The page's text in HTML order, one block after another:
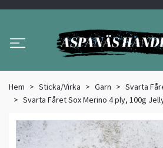
Hem Sticka/Virka Garn
Svarta
Svarta Fåret Sox Merino 4 ply, 100g